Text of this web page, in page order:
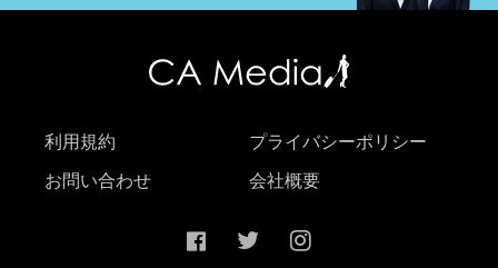
利用規約 プライバシーポリシー
お問い合わせ 会社概要